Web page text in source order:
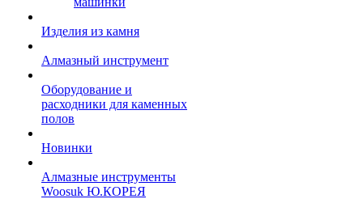
Изделия из камня
Алмазный инструмент
Оборудование и
расходники для каменных
полов
Новинки
Алмазные инструменты
Woosuk Ю.КОРЕЯ